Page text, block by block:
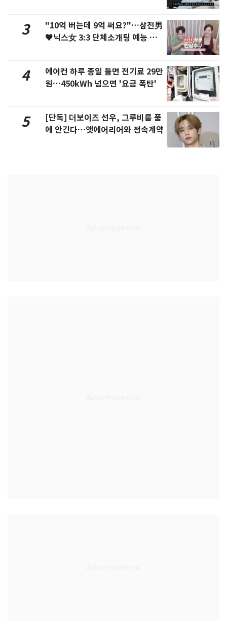
3
"10억 버는데 9억 써요?"…삼전男
♥닉스女 3:3 단체소개팅 예능 화
4
에어컨 하루 종일 틀면 전기료 29만
원…450kWh 넘으면 '요금 폭탄'
5
[단독] 더보이즈 선우, 그루비룸 품
에 안긴다…앳에어리어와 전속계약